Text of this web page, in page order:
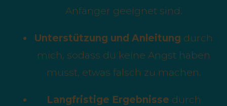
Anfänger geeignet sind.
Unterstützung und Anleitung durch
mich, sodass du keine Angst haben
musst, etwas falsch zu machen.
Langfristige Ergebnisse durch